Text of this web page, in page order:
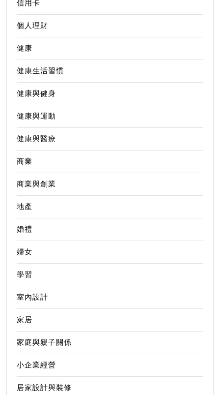
信用卡
個人理財
健康
健康生活習慣
健康與健身
健康與運動
健康與醫療
商業
商業與創業
地產
婚禮
婦女
學習
室內設計
家居
家庭與親子關係
小企業經營
居家設計與裝修